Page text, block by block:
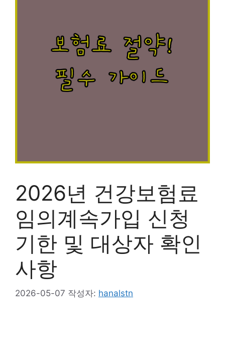
2026년 건강보험료
임의계속가입 신청
기한 및 대상자 확인
사항
2026-05-07 작성자: hanalstn